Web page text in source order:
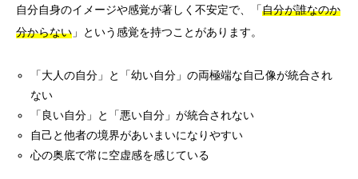
自分自身のイメージや感覚が著しく不安定で、「自分が誰なのか
分からない 」という感覚を持つことがあります。
「大人の自分」と「幼い自分」の両極端な自己像が統合され
ない
「良い自分」と「悪い自分」が統合されない
自己と他者の境界があいまいになりやすい
心の奥底で常に空虚感を感じている